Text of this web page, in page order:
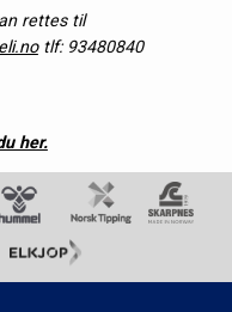
rettes til
tlf: 93480840
her.